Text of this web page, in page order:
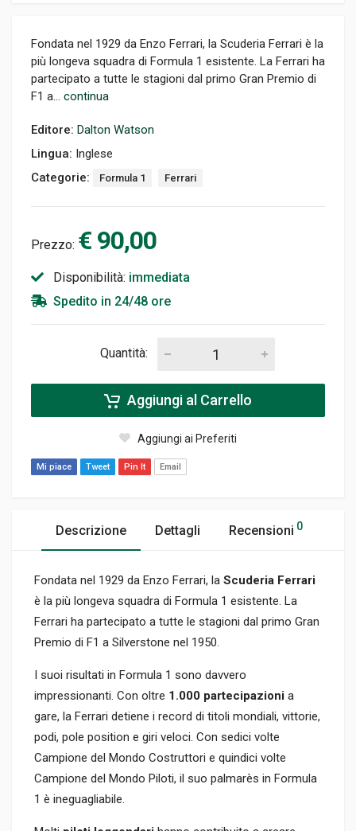
Fondata nel 1929 da Enzo Ferrari, la Scuderia Ferrari è la
più longeva squadra di Formula 1 esistente. La Ferrari ha
partecipato a tutte le stagioni dal primo Gran Premio di
F1 a... continua
Editore: Dalton Watson
Lingua: Inglese
Categorie:
Formula 1 Ferrari
Prezzo: € 90,00
Disponibilità: immediata
Spedito in 24/48 ore
Quantità:
Aggiungi al Carrello
Aggiungi ai Preferiti
Mi piace Tweet Pin It Email
Descrizione Dettagli Recensioni 0
Fondata nel 1929 da Enzo Ferrari, la Scuderia Ferrari
è la più longeva squadra di Formula 1 esistente. La
Ferrari ha partecipato a tutte le stagioni dal primo Gran
Premio di F1 a Silverstone nel 1950.
I suoi risultati in Formula 1 sono davvero
impressionanti. Con oltre 1.000 partecipazioni a
gare, la Ferrari detiene i record di titoli mondiali, vittorie,
podi, pole position e giri veloci. Con sedici volte
Campione del Mondo Costruttori e quindici volte
Campione del Mondo Piloti, il suo palmarès in Formula
1 è ineguagliabile.